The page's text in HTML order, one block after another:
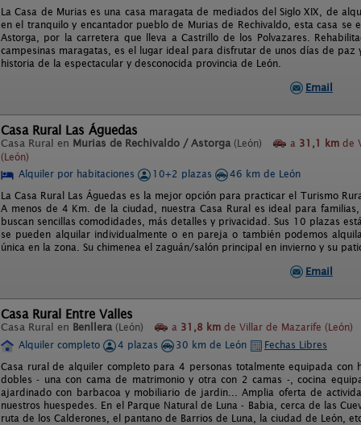
La Casa de Murias es una casa maragata de mediados del Siglo XIX, de
en el tranquilo y encantador pueblo de Murias de Rechivaldo, esta casa
Astorga, por la carretera que lleva a Castrillo de los Polvazares.
campesinas maragatas, es el lugar ideal para disfrutar de unos días de
historia de la espectacular y desconocida provincia de León.
Email
Casa Rural Las Águedas
Casa Rural en Murias de Rechivaldo / Astorga (León) a 31,1 km de
(León)
Alquiler por habitaciones 10+2 plazas
46 km de León
La Casa Rural Las Águedas es la mejor opción para practicar el Turismo
A menos de 4 Km. de la ciudad, nuestra Casa Rural es ideal para
buscan sencillas comodidades, más detalles y privacidad. Sus 10 plazas
se pueden alquilar individualmente o en pareja o también podemos
única en la zona. Su chimenea el zaguán/salón principal en invierno y su
Email
Casa Rural Entre Valles
Casa Rural en Benllera (León) a 31,8 km de Villar de Mazarife (León)
Alquiler completo
4 plazas 30 km de León
Fechas Libres
Casa rural de alquiler completo para 4 personas totalmente equipada con
dobles - una con cama de matrimonio y otra con 2 camas -, cocina
ajardinado con barbacoa y mobiliario de jardin... Amplia oferta de
nuestros huespedes. En el Parque Natural de Luna - Babia, cerca de las
ruta de los Calderones, el pantano de Barrios de Luna, la ciudad de León,